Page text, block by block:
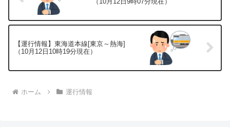
【運行情報】東海道本線[東京～熱海]
（10月12日10時19分現在）
ホーム 運行情報